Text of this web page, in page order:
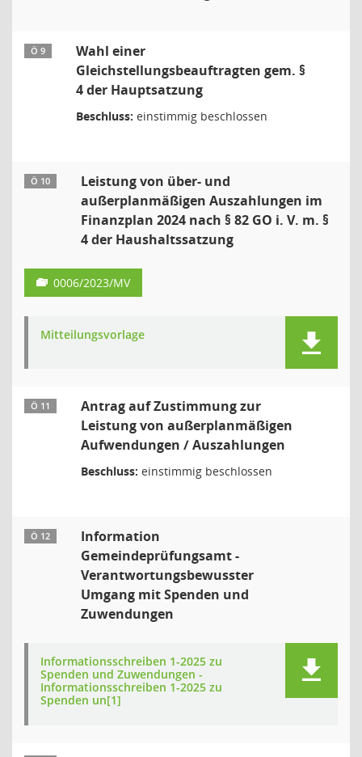
Ö 9
Wahl einer
Gleichstellungsbeauftragten gem. §
4 der Hauptsatzung
Beschluss: einstimmig beschlossen
Ö 10
Leistung von über- und
außerplanmäßigen Auszahlungen im
Finanzplan 2024 nach § 82 GO i. V. m. §
4 der Haushaltssatzung
0006/2023/MV
Mitteilungsvorlage
Ö 11
Antrag auf Zustimmung zur
Leistung von außerplanmäßigen
Aufwendungen / Auszahlungen
Beschluss: einstimmig beschlossen
Ö 12
Information
Gemeindeprüfungsamt -
Verantwortungsbewusster
Umgang mit Spenden und
Zuwendungen
Informationsschreiben 1-2025 zu
Spenden und Zuwendungen -
Informationsschreiben 1-2025 zu
Spenden un[1]